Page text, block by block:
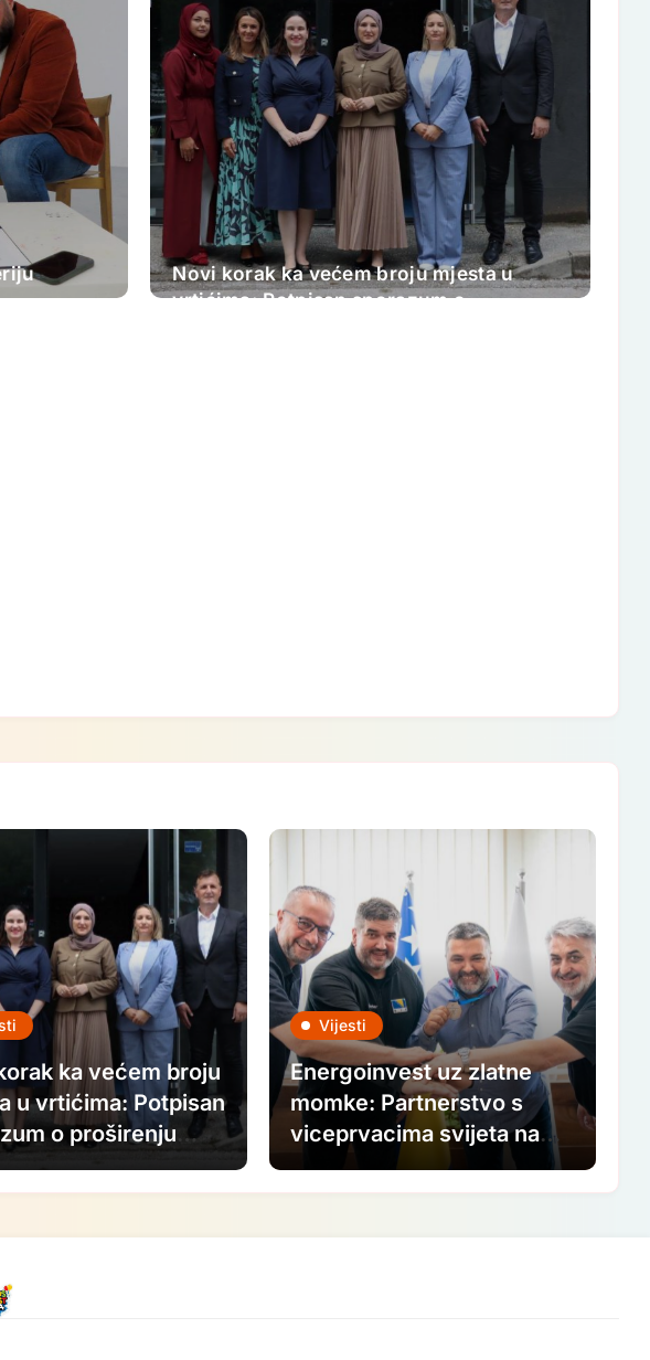
Novi korak ka većem broju mjesta u
vrtićima: Potpisan sporazum o
ka većem broju
u vrtićima: Potpisan
o proširenju
JU „Djeca
Vijesti
Energoinvest uz zlatne
momke: Partnerstvo s
viceprvacima svijeta na
putu ka Paraolimpijskim
igrama 2028.